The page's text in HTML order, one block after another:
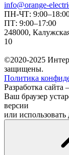
info@orange-
ПН-ЧТ:
ПТ: 9:00–17:00
248000,
10
©2020-2025
защищены.
Политика
Разработка сайта
Ваш браузер
версии
или